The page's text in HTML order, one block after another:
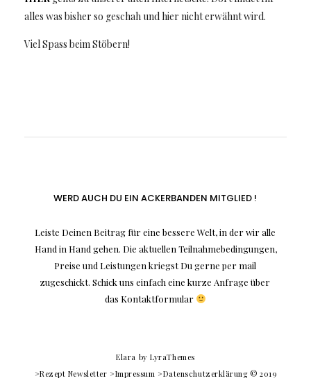
alles was bisher so geschah und hier nicht erwähnt wird.
Viel Spass beim Stöbern!
WERD AUCH DU EIN ACKERBANDEN MITGLIED !
Leiste Deinen Beitrag für eine bessere Welt, in der wir alle
Hand in Hand gehen. Die aktuellen Teilnahmebedingungen,
Preise und Leistungen kriegst Du gerne per mail
zugeschickt. Schick uns einfach eine kurze Anfrage über
das Kontaktformular
Elara by LyraThemes
>Rezept Newsletter >Impressum >Datenschutzerklärung© 2019